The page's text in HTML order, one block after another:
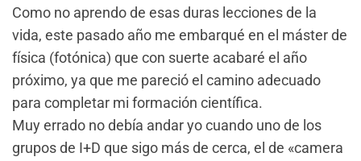
Como no aprendo de esas duras lecciones de la
vida, este pasado año me embarqué en el máster de
física (fotónica) que con suerte acabaré el año
próximo, ya que me pareció el camino adecuado
para completar mi formación científica.
Muy errado no debía andar yo cuando uno de los
grupos de I+D que sigo más de cerca, el de «camera